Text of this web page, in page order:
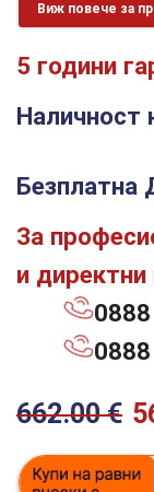
Виж повече за
5 години
Наличност
Безплатна
За
и директни
662.00€